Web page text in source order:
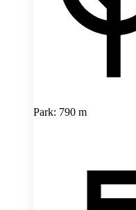
Park: 790 m